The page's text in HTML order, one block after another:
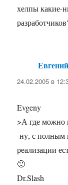
хелпы какие-
24.02.2005 в
Evgeny
>А где можно
-ну, с полным
реализации
🙂
Dr.Slash